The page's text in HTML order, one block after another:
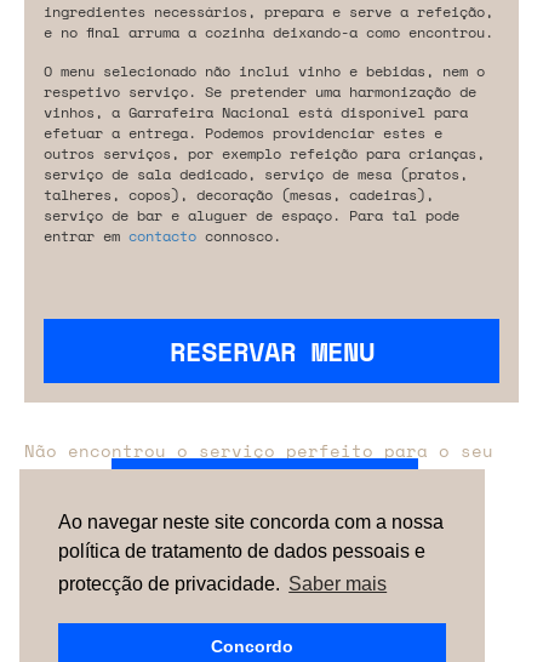
Ao navegar neste site concorda com a nossa
política de tratamento de dados pessoais e
protecção de privacidade. Saber mais
Concordo
ingredientes necessários, prepara e serve a refeição,
e no final arruma a cozinha deixando-a como encontrou.
O menu selecionado não inclui vinho e bebidas, nem o
respetivo serviço. Se pretender uma harmonização de
vinhos, a Garrafeira Nacional está disponível para
efetuar a entrega. Podemos providenciar estes e
outros serviços, por exemplo refeição para crianças,
serviço de sala dedicado, serviço de mesa (pratos,
talheres, copos), decoração (mesas, cadeiras),
serviço de bar e aluguer de espaço. Para tal pode
entrar em contacto connosco.
RESERVAR MENU
Não encontrou o serviço perfeito para o seu
evento?
Entre em contacto connosco.
TERMOS & CONDIÇÕES SOBRE NÓS
COMO
FUNCIONA
CONTACTOS
NEWSLETTER
ESPAÑA | PORTUGAL| UNITED KINGDOM